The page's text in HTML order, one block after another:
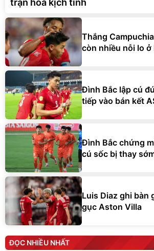
trận hòa kịch tính
Thắng
còn nhiều nỗi lo ở
Đình Bắc lập cú
tiếp vào bán kết
Đình Bắc chứng
cú sốc bị thay
Luis Diaz ghi bàn
gục Aston Villa
ĐỌC NHIỀU NHẤT